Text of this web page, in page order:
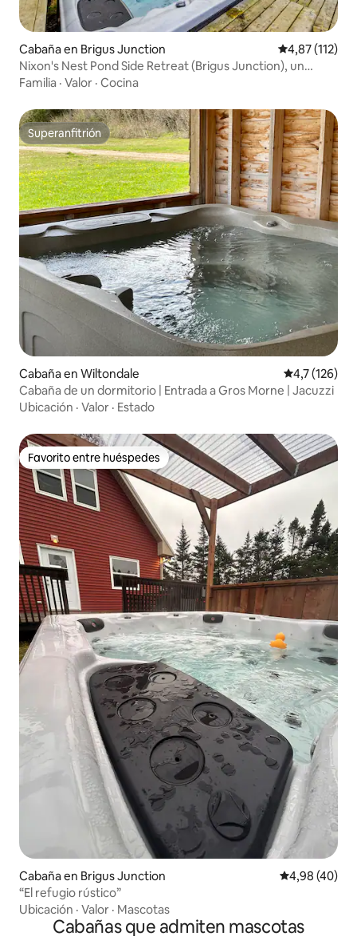
Cabaña en Brigus Junction Calificación
4,87 (112)
Nixon's Nest Pond Side Retreat (Brigus Junction), un
alojamiento en la orilla de un estanque
Familia · Valor · Cocina
Superanfitrión
Superanfitrión
Cabaña en Wiltondale Calificación
4,7 (126)
Cabaña de un dormitorio | Entrada a Gros Morne | Jacuzzi
Ubicación · Valor · Estado
Favorito entre huéspedes
Favorito entre huéspedes
Cabaña en Brigus Junction Calificación
4,98 (40)
“El refugio rústico”
Ubicación · Valor · Mascotas
Cabañas que admiten mascotas